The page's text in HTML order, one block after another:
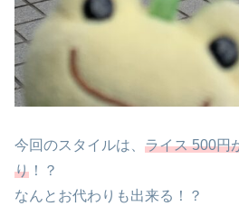
今回のスタイルは、 ライス 500円
り ！？
なんとお代わりも出来る！？